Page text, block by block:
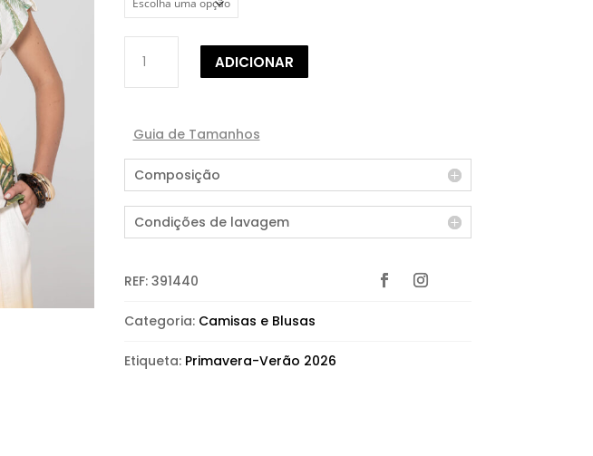
Quantidade
BLUSA
ADICIONAR
Guia de Tamanhos
Composição
Condições de lavagem
REF: 391440
Categoria: Camisas e Blusas
Etiqueta: Primavera-Verão 2026